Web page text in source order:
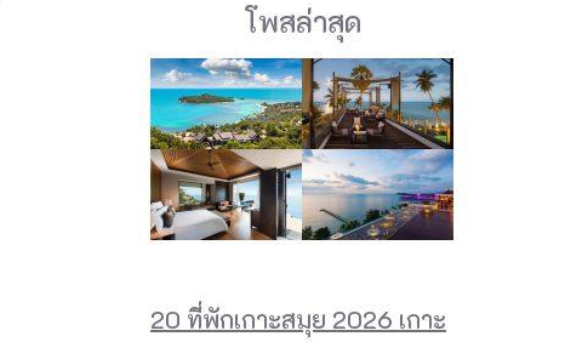
โพสล่าสุด
20 ที่พักเกาะสมุย 2026 เกาะ